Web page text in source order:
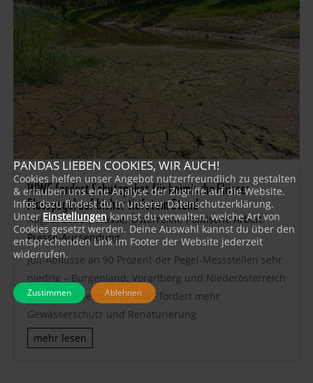
WWF fordert Schutzpaket für heimische Flüsse:
Flusspegel auf bisher tiefstem Stand
Aug. 5, 2026|Flüsse,Österreich,Politische Arbeit,
Presse-Aussendung
Juli-Abflüsse an 90 Prozent der Pegel-Messstellen sehr
niedrig – Burgenland, Vorarlberg und Niederösterreich
besonders betroffen – WWF fordert mehr
Gewässerschutz und Renaturierung
mehr lesen
PANDAS LIEBEN COOKIES, WIR AUCH!
Cookies helfen unser Angebot nutzerfreundlich zu gestalten
& erlauben uns eine Analyse der Zugriffe auf die Website.
Infos dazu findest du in unserer Datenschutzerklärung.
UnterEinstellungen kannst du verwalten, welche Art von
Cookies gesetzt werden. Deine Auswahl kannst du über den
entsprechenden Link im Footer der Website jederzeit
widerrufen.
Zustimmen Ablehnen